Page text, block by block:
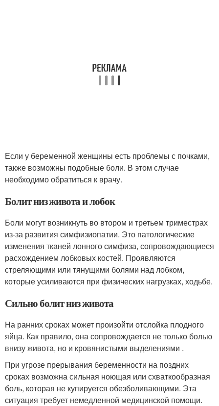
Если у беременной женщины есть проблемы с почками,
также возможны подобные боли. В этом случае
необходимо обратиться к врачу.
Болит низ живота и лобок
Боли могут возникнуть во втором и третьем триместрах
из-за развития симфизиопатии. Это патологические
изменения тканей лонного симфиза, сопровождающиеся
расхождением лобковых костей. Проявляются
стреляющими или тянущими болями над лобком,
которые усиливаются при физических нагрузках, ходьбе.
Сильно болит низ живота
На ранних сроках может произойти отслойка плодного
яйца. Как правило, она сопровождается не только болью
внизу живота, но и кровянистыми выделениями .
При угрозе прерывания беременности на поздних
сроках возможна сильная ноющая или схваткообразная
боль, которая не купируется обезболивающими. Эта
ситуация требует немедленной медицинской помощи.